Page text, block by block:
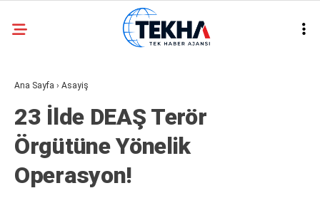
21.2
ASAYIŞ
GÜNDEM
GENEL
Ana Sayfa › Asayiş
23 İlde DEAŞ Terör
Örgütüne Yönelik
Operasyon!